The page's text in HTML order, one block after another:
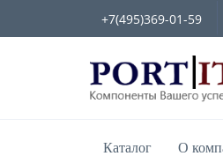
+7(495)369-01-59
Каталог О